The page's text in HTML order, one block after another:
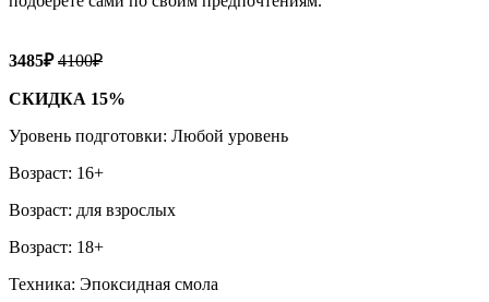
3485₽4100₽
СКИДКА 15%
Уровень подготовки: Любой уровень
Возраст: 16+
Возраст: для взрослых
Возраст: 18+
Техника: Эпоксидная смола